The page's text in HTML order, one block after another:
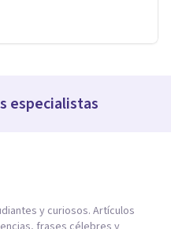
especialistas
y curiosos. Artículos